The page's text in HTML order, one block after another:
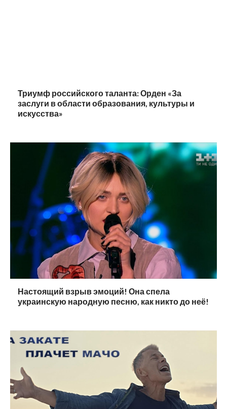
Триумф российского таланта: Орден «За
заслуги в области образования, культуры и
искусства»
Настоящий взрыв эмоций! Она спела
украинскую народную песню, как никто до неё!